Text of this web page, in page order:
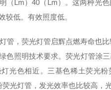
（Lm）40（Lm）。这两种光
较低。有效照度低。
，荧光灯管启辉点燃寿命也比
色照明技术要求。荧光灯管涂
光色相近。三基色稀土荧光
光灯管，发光效率也比较高，